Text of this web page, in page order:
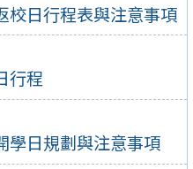
校日行程表與注意事項
行程
學日規劃與注意事項